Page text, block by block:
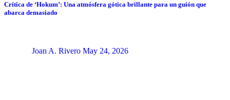
Crítica de ‘Hokum’: Una atmósfera gótica brillante para un guión que
abarca demasiado
Joan A. Rivero May 24, 2026